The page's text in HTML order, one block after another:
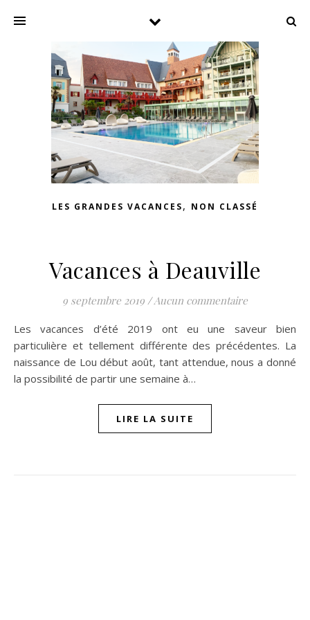
LES GRANDES VACANCES, NON CLASSÉ
Vacances à Deauville
9 septembre 2019 /Aucun commentaire
Les vacances d’été 2019 ont eu une saveur bien
particulière et tellement différente des précédentes. La
naissance de Lou début août, tant attendue, nous a donné
la possibilité de partir une semaine à…
LIRE LA SUITE